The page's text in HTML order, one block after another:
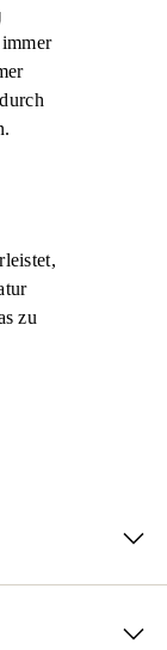
zu
nahezu alle